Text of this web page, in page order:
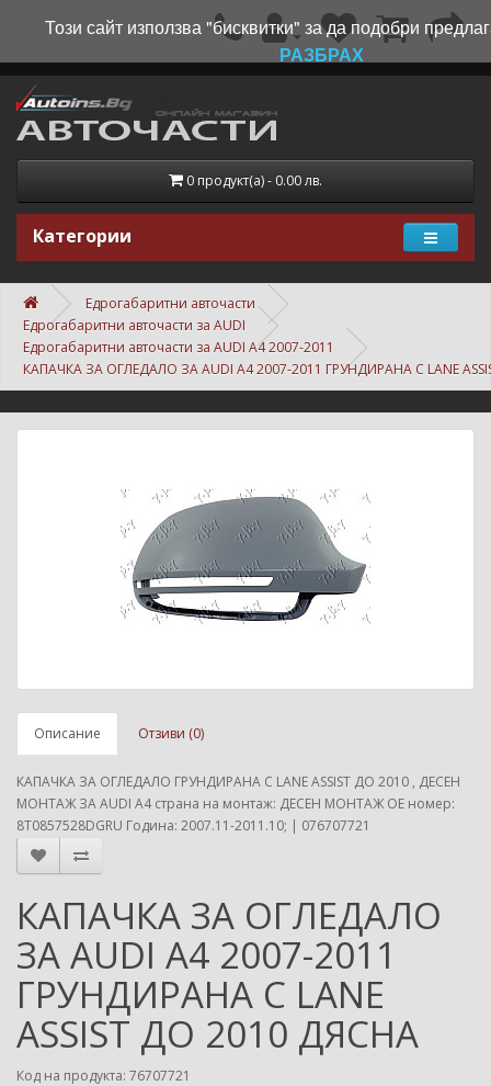
0 продукт(а) - 0.00 лв.
Категории
Едрогабаритни авточасти
Едрогабаритни авточасти за AUDI
Едрогабаритни авточасти за AUDI A4 2007-2011
КАПАЧКА ЗА ОГЛЕДАЛО ЗА AUDI A4 2007-2011 ГРУНДИРАНА С LANE
Описание Отзиви (0)
КАПАЧКА ЗА ОГЛЕДАЛО ГРУНДИРАНА С LANE ASSIST ДО 2010 , ДЕСЕН
МОНТАЖ ЗА AUDI A4 страна на монтаж: ДЕСЕН МОНТАЖ ОЕ номер:
8T0857528DGRU Година: 2007.11-2011.10; | 076707721
КАПАЧКА ЗА ОГЛЕДАЛО
ЗА AUDI A4 2007-2011
ГРУНДИРАНА С LANE
ASSIST ДО 2010 ДЯСНА
Код на продукта: 76707721
Този сайт използва "бисквитки" за да подобри
РАЗБРАХ